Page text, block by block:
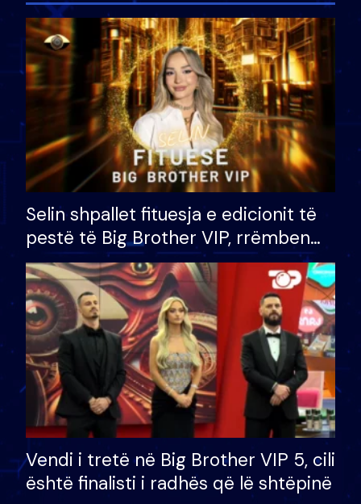
Selin shpallet fituesja e edicionit të
pestë të Big Brother VIP, rrëmben
çmimin e madh prej 100 mijë eurosh
Vendi i tretë në Big Brother VIP 5, cili
është finalisti i radhës që lë shtëpinë